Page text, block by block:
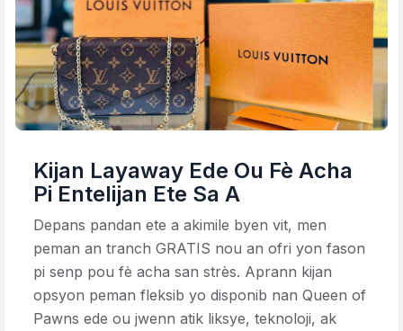
Kijan Layaway Ede Ou Fè Acha
Pi Entelijan Ete Sa A
Depans pandan ete a akimile byen vit, men
peman an tranch GRATIS nou an ofri yon fason
pi senp pou fè acha san strès. Aprann kijan
opsyon peman fleksib yo disponib nan Queen of
Pawns ede ou jwenn atik liksye, teknoloji, ak